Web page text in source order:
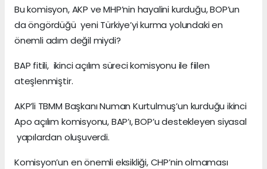
Bu komisyon, AKP ve MHP’nin hayalini kurduğu, BOP’un
da öngördüğü yeni Türkiye’yi kurma yolundaki en
önemli adım değil miydi?
BAP fitili, ikinci açılım süreci komisyonu ile fiilen
ateşlenmiştir.
AKP’li TBMM Başkanı Numan Kurtulmuş’un kurduğu ikinci
Apo açılım komisyonu, BAP’ı, BOP’u destekleyen siyasal
yapılardan oluşuverdi.
Komisyon’un en önemli eksikliği, CHP’nin olmaması